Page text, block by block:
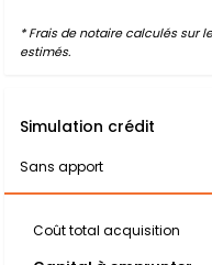
* Frais de notaire calculés sur
estimés.
Simulation crédit
Sans apport
Coût total acquisition